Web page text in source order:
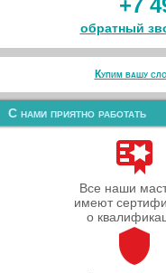
+7
обратный
Купим вашу
С нами приятно работать
Все наши
имеют
о